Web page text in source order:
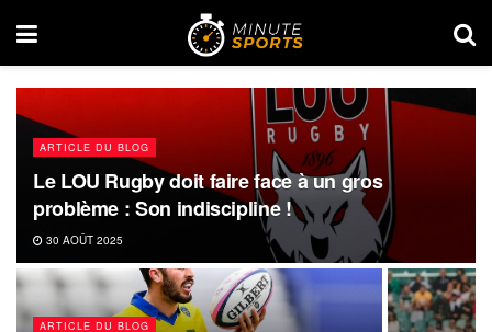
ARTICLE DU BLOG
Le LOU Rugby doit faire face à un gros
problème : Son indiscipline !
30 AOÛT 2025
ARTICLE DU BLOG